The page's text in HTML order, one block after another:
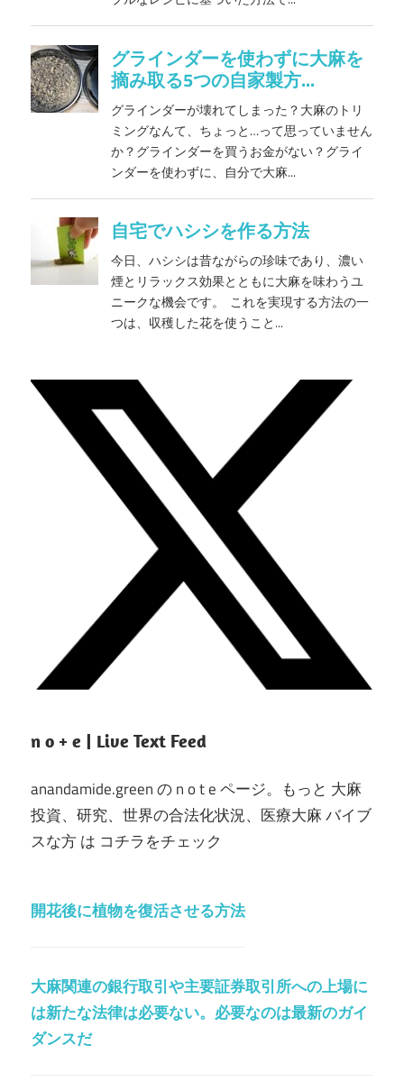
n o + e | Live Text Feed
anandamide.green の n o t e ページ。もっと 大麻
投資、研究、世界の合法化状況、医療大麻 バイブ
スな方 は コチラをチェック
開花後に植物を復活させる方法
大麻関連の銀行取引や主要証券取引所への上場に
は新たな法律は必要ない。必要なのは最新のガイ
ダンスだ